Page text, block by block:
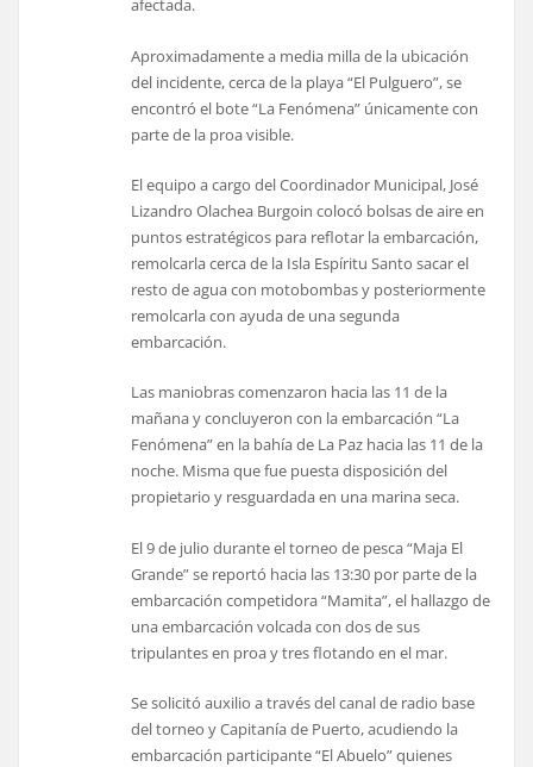
afectada.
Aproximadamente a media milla de la ubicación
del incidente, cerca de la playa “El Pulguero”, se
encontró el bote “La Fenómena” únicamente con
parte de la proa visible.
El equipo a cargo del Coordinador Municipal, José
Lizandro Olachea Burgoin colocó bolsas de aire en
puntos estratégicos para reflotar la embarcación,
remolcarla cerca de la Isla Espíritu Santo sacar el
resto de agua con motobombas y posteriormente
remolcarla con ayuda de una segunda
embarcación.
Las maniobras comenzaron hacia las 11 de la
mañana y concluyeron con la embarcación “La
Fenómena” en la bahía de La Paz hacia las 11 de la
noche. Misma que fue puesta disposición del
propietario y resguardada en una marina seca.
El 9 de julio durante el torneo de pesca “Maja El
Grande” se reportó hacia las 13:30 por parte de la
embarcación competidora “Mamita”, el hallazgo de
una embarcación volcada con dos de sus
tripulantes en proa y tres flotando en el mar.
Se solicitó auxilio a través del canal de radio base
del torneo y Capitanía de Puerto, acudiendo la
embarcación participante “El Abuelo” quienes